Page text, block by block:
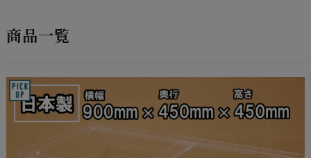
商品一覧